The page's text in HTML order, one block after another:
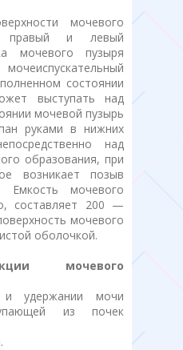
мочевого
правый и левый
мочевого пузыря
состоянии
выступать над
мочевой пузырь
руками в нижних
над
образования, при
возникает позыв
Емкость мочевого
составляет 200 —
мочевого
оболочкой.
мочевого
удержании мочи
из почек